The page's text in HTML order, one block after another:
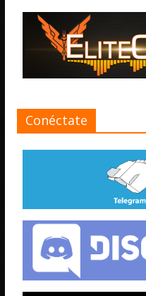
Conéctate